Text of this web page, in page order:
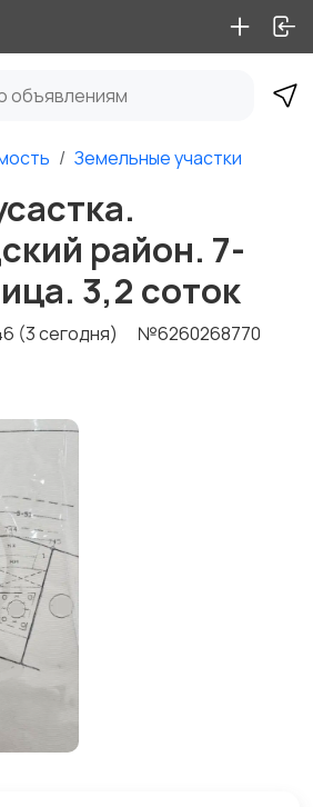
Земельные участки
район. 7-
3,2 соток
(3 сегодня) №6260268770